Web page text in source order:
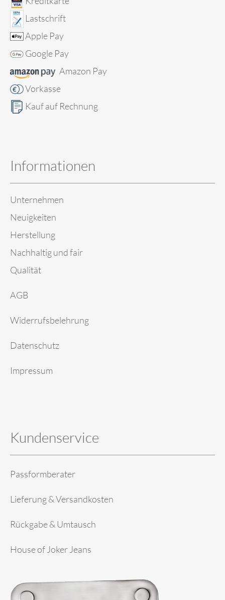
Lastschrift
Apple Pay
Google Pay
Amazon Pay
Vorkasse
Kauf auf Rechnung
Informationen
Unternehmen
Neuigkeiten
Herstellung
Nachhaltig und fair
Qualität
AGB
Widerrufsbelehrung
Datenschutz
Impressum
Kundenservice
Passformberater
Lieferung & Versandkosten
Rückgabe & Umtausch
House of Joker Jeans